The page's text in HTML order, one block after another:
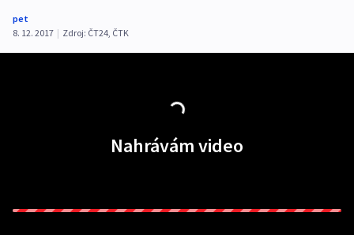
pet
8. 12. 2017 | Zdroj: ČT24, ČTK
Nahrávám video